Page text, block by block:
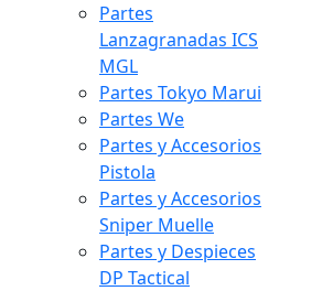
Partes
Lanzagranadas ICS
MGL
Partes Tokyo Marui
Partes We
Partes y Accesorios
Pistola
Partes y Accesorios
Sniper Muelle
Partes y Despieces
DP Tactical